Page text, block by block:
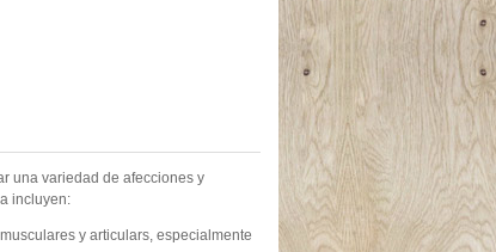
una variedad de afecciones y
incluyen:
y articulars, especialmente